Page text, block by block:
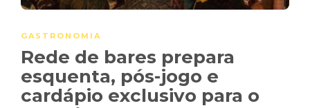
GASTRONOMIA
Rede de bares prepara
esquenta, pós-jogo e
cardápio exclusivo para o